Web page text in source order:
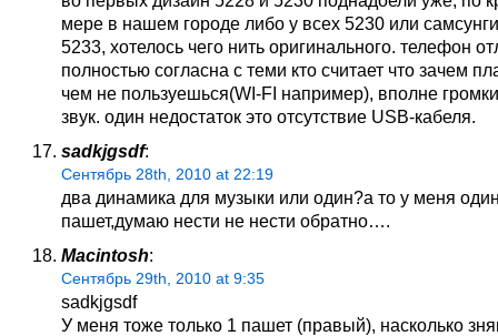
мере в нашем городе либо у всех 5230 или
5233, хотелось чего нить оригинального. телефон
полностью согласна с теми кто считает что зачем
чем не пользуешься(WI-FI например), вполне
звук. один недостаток это отсутствие USB-кабеля.
sadkjgsdf:
Сентябрь 28th, 2010 at 22:19
два динамика для музыки или один?а то у меня
пашет,думаю нести не нести обратно….
Macintosh:
Сентябрь 29th, 2010 at 9:35
sadkjgsdf
У меня тоже только 1 пашет (правый), насколько